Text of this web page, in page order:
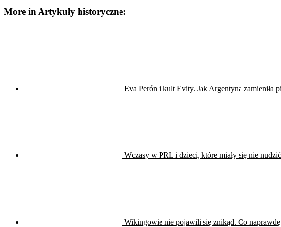
More in Artykuły historyczne:
Eva Perón i kult Evity. Jak Argentyna zamieniła
Wczasy w PRL i dzieci, które miały się nie
Wikingowie nie pojawili się znikąd. Co naprawdę